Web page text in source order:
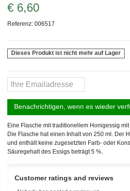
€ 6,60
Referenz: 006517
Dieses Produkt ist nicht mehr auf Lager
Benachrichtigen, wenn es wieder
Eine Flasche mit traditionellem Honigessig
Die Flasche hat einen Inhalt von 250 ml. Der
und enthält keine zugesetzten Farb- oder
Säuregehalt des Essigs beträgt 5 %.
Customer ratings and reviews